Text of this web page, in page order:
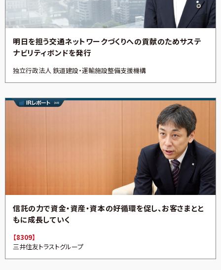
明日を担う交通ネットワークづくりへの貢献のためサステ
ナビリティボンドを発行
独立行政法人 鉄道建設・運輸施設整備支援機構
信託の力で資金・資産・資本の好循環を促し、お客さまとと
もに成長していく
【8309】
三井住友トラストグループ